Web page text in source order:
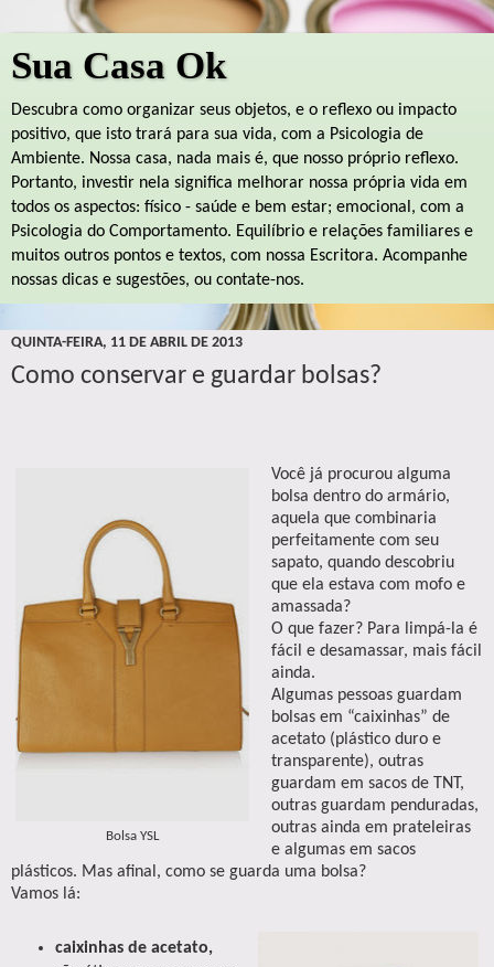
Sua Casa Ok
Descubra como organizar seus objetos, e o reflexo ou impacto
positivo, que isto trará para sua vida, com a Psicologia de
Ambiente. Nossa casa, nada mais é, que nosso próprio reflexo.
Portanto, investir nela significa melhorar nossa própria vida em
todos os aspectos: físico - saúde e bem estar; emocional, com a
Psicologia do Comportamento. Equilíbrio e relações familiares e
muitos outros pontos e textos, com nossa Escritora. Acompanhe
nossas dicas e sugestões, ou contate-nos.
QUINTA-FEIRA, 11 DE ABRIL DE 2013
Como conservar e guardar bolsas?
Bolsa YSL
Você já procurou alguma
bolsa dentro do armário,
aquela que combinaria
perfeitamente com seu
sapato, quando descobriu
que ela estava com mofo e
amassada?
O que fazer? Para limpá-la é
fácil e desamassar, mais fácil
ainda.
Algumas pessoas guardam
bolsas em “caixinhas” de
acetato (plástico duro e
transparente), outras
guardam em sacos de TNT,
outras guardam penduradas,
outras ainda em prateleiras
e algumas em sacos
plásticos. Mas afinal, como se guarda uma bolsa?
Vamos lá:
caixinhas de acetato,